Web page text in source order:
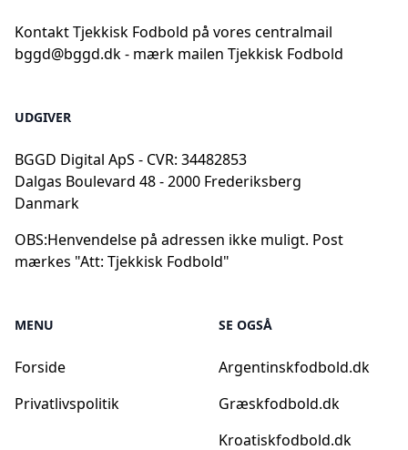
Kontakt Tjekkisk Fodbold på vores centralmail
bggd@bggd.dk- mærk mailen Tjekkisk Fodbold
UDGIVER
BGGD Digital ApS - CVR: 34482853
Dalgas Boulevard 48 - 2000 Frederiksberg
Danmark
OBS:Henvendelse på adressen ikke muligt. Post
mærkes "Att: Tjekkisk Fodbold"
MENU
Forside
Privatlivspolitik
SE OGSÅ
Argentinskfodbold.dk
Græskfodbold.dk
Kroatiskfodbold.dk